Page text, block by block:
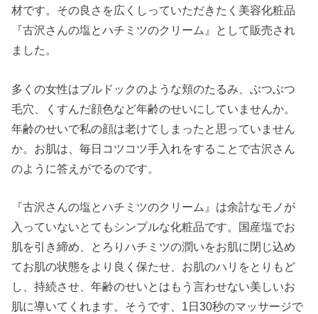
材です。その良さを広くしっていただきたく美容化粧品
『古沢さんの塩とハチミツのクリーム』として販売され
ました。
多くの女性はブルドックのような頬のたるみ、ぶつぶつ
毛穴、くすんだ顔色など年齢のせいにしていませんか。
年齢のせいで私の顔は老けてしまったと思っていません
か。お肌は、毎日コツコツ手入れをすることで古沢さん
のように答えがでるのです。
『古沢さんの塩とハチミツのクリーム』は余計なモノが
入っていないとてもシンプルな化粧品です。国産塩でお
肌を引き締め、とろりハチミツの潤いをお肌に閉じ込め
てお肌の状態をより良く保たせ、お肌のハリをとりもど
し、持続させ、年齢のせいとはもう言わせない美しいお
肌に導いてくれます。そうです、1日30秒のマッサージで